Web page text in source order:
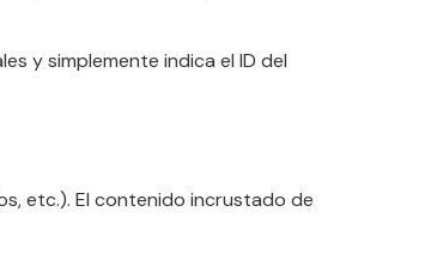
y simplemente indica el ID del
etc.). El contenido incrustado de